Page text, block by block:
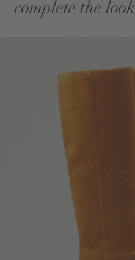
complete the look